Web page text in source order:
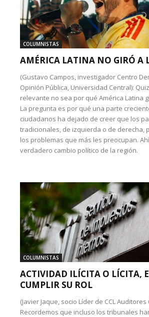
COLUMNISTAS
AMÉRICA LATINA NO GIRÓ A
(Gustavo Campos, investigador Centro
Opinión Pública, Universidad Central):
relevante no sea por qué América Latina
La pregunta es por qué una parte
ciudadanos ha dejado de creer que los
tradicionales, de izquierda o de derecha,
los problemas que más les preocupan.
verdadero cambio político de la región.
COLUMNISTAS
ACTIVIDAD ILÍCITA O LÍCITA,
CUMPLIR SU ROL
(Javier Jaque, socio Líder de CCL
Recordemos que incluso los tribunales